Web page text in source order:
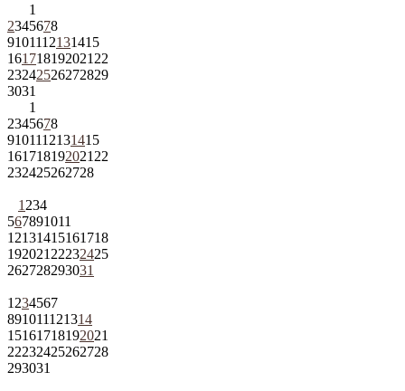
1
2345678
9101112131415
161718192021 22
23242526272829
3031
1
2345678
9101112131415
161718192021 22
232425262728
1 234
567891011
12131415161718
192021 22232425
262728293031
1 234567
891011121314
15161718192021
22232425262728
293031